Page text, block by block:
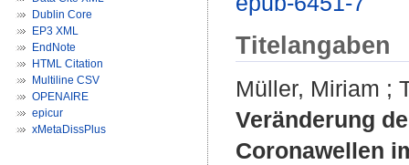
Dublin Core
EP3 XML
EndNote
HTML Citation
Multiline CSV
OPENAIRE
epicur
xMetaDissPlus
Titelangaben
Müller, Miriam ;
Veränderung
Coronawellen